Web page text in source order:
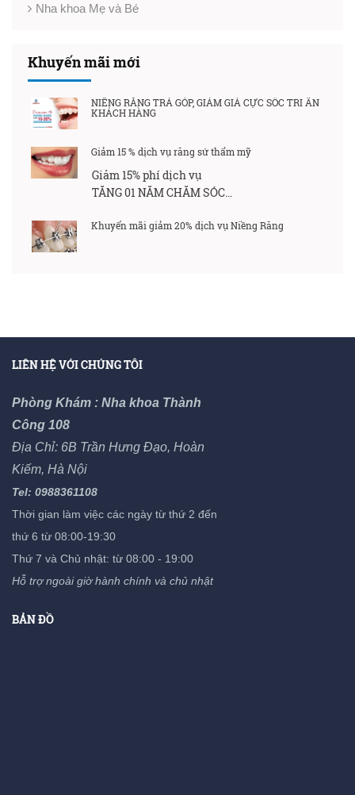
Nha khoa Mẹ và Bé
Khuyến mãi mới
NIỀNG RĂNG TRẢ GÓP, GIẢM GIÁ CỰC SỐC TRI ÂN
KHÁCH HÀNG
Giảm 15 % dịch vụ răng sứ thẩm mỹ
Giảm 15% phí dịch vụ
TĂNG 01 NĂM CHĂM SÓC...
Khuyến mãi giảm 20% dịch vụ Niềng Răng
LIÊN HỆ VỚI CHÚNG TÔI
Phòng Khám : Nha khoa Thành
Công 108
Địa Chỉ: 6B Trần Hưng Đạo, Hoàn
Kiếm, Hà Nội
Tel: 0988361108
Thời gian làm việc các ngày từ thứ 2 đến
thứ 6 từ 08:00-19:30
Thứ 7 và Chủ nhật: từ 08:00 - 19:00
Hỗ trợ ngoài giờ hành chính và chủ nhật
BẢN ĐỒ